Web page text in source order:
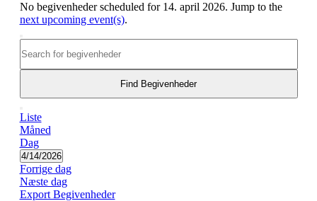
No begivenheder scheduled for 14. april 2026. Jump to the
next upcoming event(s).
Begivenheder
Search
and
Views
Navigation
Søg
efter
Keyword.
Search
Begivenheder
Keyword.
Find Begivenheder
Views
Navigation
Dag
Liste
Måned
Dag
4/14/2026Vælg
dato
Forrige dag
Næste dag
Export Begivenheder